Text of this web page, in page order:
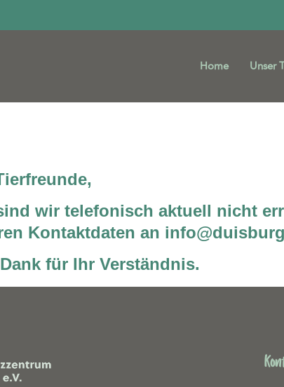
Home Unser
wir telefonisch aktuell nicht
Kontaktdaten an
für Ihr Verständnis.